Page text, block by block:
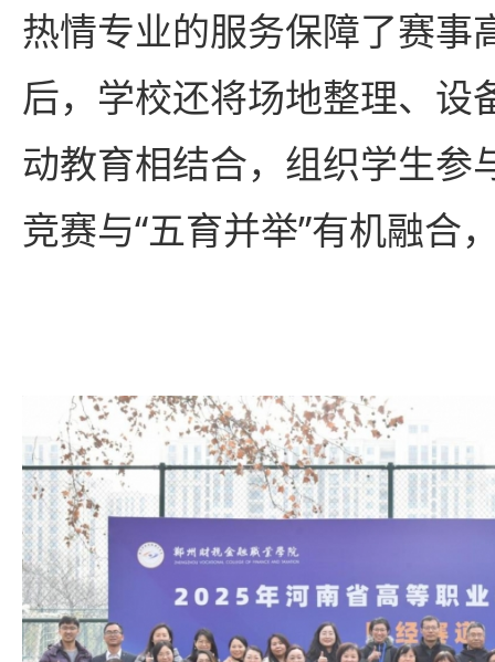
热情专业的服务保障了赛事
后，学校还将场地整理、设
动教育相结合，组织学生参
竞赛与“五育并举”有机融合